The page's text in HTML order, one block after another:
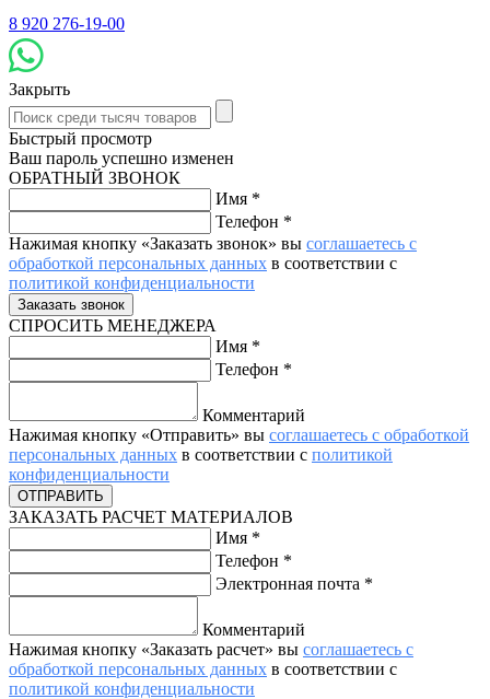
8 920 276-19-00
Закрыть
Быстрый просмотр
Ваш пароль успешно изменен
ОБРАТНЫЙ ЗВОНОК
Имя *
Телефон *
Нажимая кнопку «Заказать звонок» вы соглашаетесь с
обработкой персональных данных в соответствии с
политикой конфиденциальности
СПРОСИТЬ МЕНЕДЖЕРА
Имя *
Телефон *
Комментарий
Нажимая кнопку «Отправить» вы соглашаетесь с обработкой
персональных данных в соответствии с политикой
конфиденциальности
ЗАКАЗАТЬ РАСЧЕТ МАТЕРИАЛОВ
Имя *
Телефон *
Электронная почта *
Комментарий
Нажимая кнопку «Заказать расчет» вы соглашаетесь с
обработкой персональных данных в соответствии с
политикой конфиденциальности